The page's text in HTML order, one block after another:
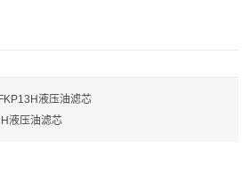
液压油滤芯
液压油滤芯